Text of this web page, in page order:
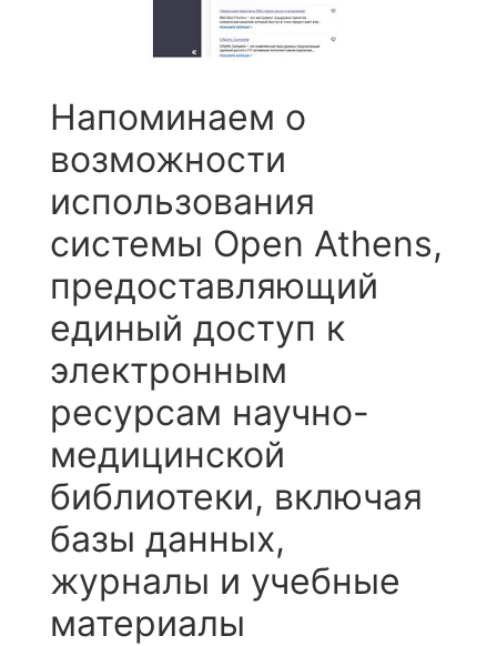
Напоминаем о
возможности
использования
системы Open Athens,
предоставляющий
единый доступ к
электронным
ресурсам научно-
медицинской
библиотеки, включая
базы данных,
журналы и учебные
материалы